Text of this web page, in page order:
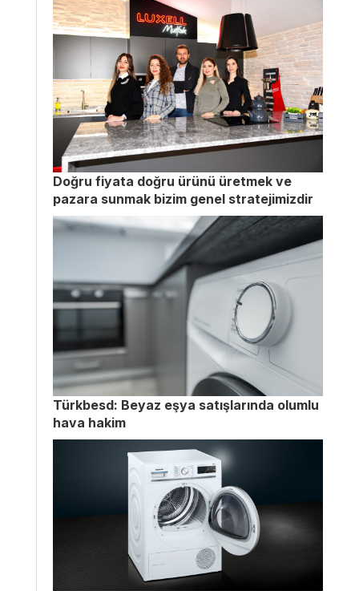
Doğru fiyata doğru ürünü üretmek ve
pazara sunmak bizim genel stratejimizdir
Türkbesd: Beyaz eşya satışlarında olumlu
hava hakim